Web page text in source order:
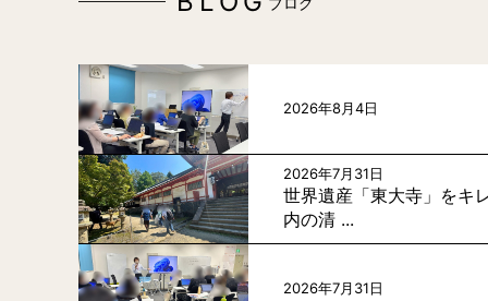
2026年8月4日
2026年7月31日
世界遺産「東大寺」をキ
内の清 ...
2026年7月31日